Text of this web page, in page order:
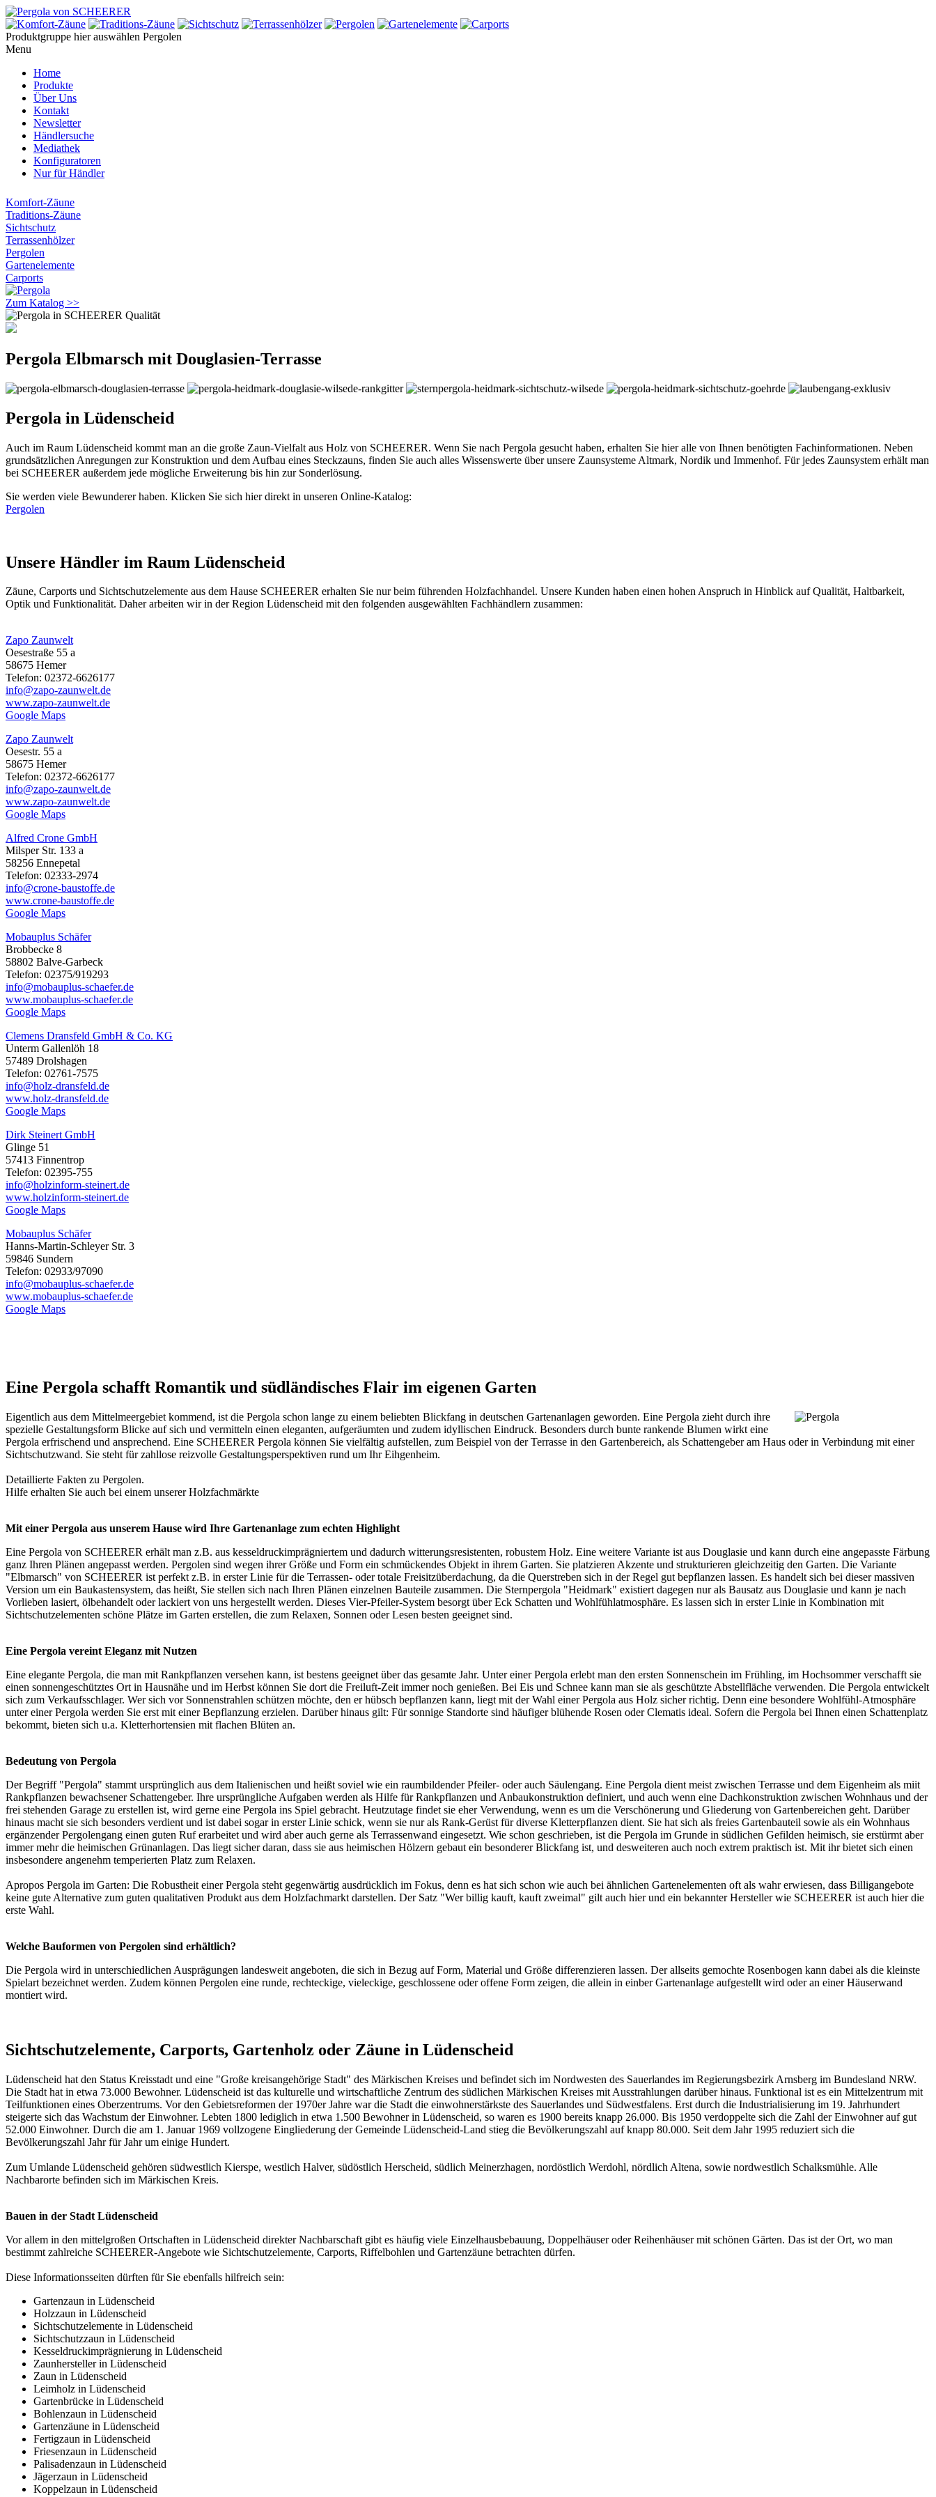
Produktgruppe hier auswählen Pergolen
Menu
Home
Produkte
Über Uns
Kontakt
Newsletter
Händlersuche
Mediathek
Konfiguratoren
Nur für Händler
Komfort-Zäune
Traditions-Zäune
Sichtschutz
Terrassenhölzer
Pergolen
Gartenelemente
Carports
Zum Katalog >>
Pergola Elbmarsch mit Douglasien-Terrasse
Pergola in Lüdenscheid
Auch im Raum Lüdenscheid kommt man an die große Zaun-Vielfalt aus Holz von SCHEERER. Wenn Sie nach Pergola gesucht haben, erhalten Sie hier alle von Ihnen benötigten Fachinformationen. Neben
grundsätzlichen Anregungen zur Konstruktion und dem Aufbau eines Steckzauns, finden Sie auch alles Wissenswerte über unsere Zaunsysteme Altmark, Nordik und Immenhof. Für jedes Zaunsystem erhält man
bei SCHEERER außerdem jede mögliche Erweiterung bis hin zur Sonderlösung.
Sie werden viele Bewunderer haben. Klicken Sie sich hier direkt in unseren Online-Katalog:
Pergolen
Unsere Händler im Raum Lüdenscheid
Zäune, Carports und Sichtschutzelemente aus dem Hause SCHEERER erhalten Sie nur beim führenden Holzfachhandel. Unsere Kunden haben einen hohen Anspruch in Hinblick auf Qualität, Haltbarkeit,
Optik und Funktionalität. Daher arbeiten wir in der Region Lüdenscheid mit den folgenden ausgewählten Fachhändlern zusammen:
Zapo Zaunwelt
Oesestraße 55 a
58675 Hemer
Telefon: 02372-6626177
info@zapo-zaunwelt.de
www.zapo-zaunwelt.de
Google Maps
Zapo Zaunwelt
Oesestr. 55 a
58675 Hemer
Telefon: 02372-6626177
info@zapo-zaunwelt.de
www.zapo-zaunwelt.de
Google Maps
Alfred Crone GmbH
Milsper Str. 133 a
58256 Ennepetal
Telefon: 02333-2974
info@crone-baustoffe.de
www.crone-baustoffe.de
Google Maps
Mobauplus Schäfer
Brobbecke 8
58802 Balve-Garbeck
Telefon: 02375/919293
info@mobauplus-schaefer.de
www.mobauplus-schaefer.de
Google Maps
Clemens Dransfeld GmbH & Co. KG
Unterm Gallenlöh 18
57489 Drolshagen
Telefon: 02761-7575
info@holz-dransfeld.de
www.holz-dransfeld.de
Google Maps
Dirk Steinert GmbH
Glinge 51
57413 Finnentrop
Telefon: 02395-755
info@holzinform-steinert.de
www.holzinform-steinert.de
Google Maps
Mobauplus Schäfer
Hanns-Martin-Schleyer Str. 3
59846 Sundern
Telefon: 02933/97090
info@mobauplus-schaefer.de
www.mobauplus-schaefer.de
Google Maps
Eine Pergola schafft Romantik und südländisches Flair im eigenen Garten
Eigentlich aus dem Mittelmeergebiet kommend, ist die Pergola schon lange zu einem beliebten Blickfang in deutschen Gartenanlagen geworden. Eine Pergola zieht durch ihre
spezielle Gestaltungsform Blicke auf sich und vermitteln einen eleganten, aufgeräumten und zudem idyllischen Eindruck. Besonders durch bunte rankende Blumen wirkt eine
Pergola erfrischend und ansprechend. Eine SCHEERER Pergola können Sie vielfältig aufstellen, zum Beispiel von der Terrasse in den Gartenbereich, als Schattengeber am Haus oder in Verbindung mit einer
Sichtschutzwand. Sie steht für zahllose reizvolle Gestaltungsperspektiven rund um Ihr Eihgenheim.
Detaillierte Fakten zu Pergolen.
Hilfe erhalten Sie auch bei einem unsererHolzfachmärkte
Mit einer Pergola aus unserem Hause wird Ihre Gartenanlage zum echten Highlight
Eine Pergola von SCHEERER erhält man z.B. aus kesseldruckimprägniertem und dadurch witterungsresistenten, robustem Holz. Eine weitere Variante ist aus Douglasie und kann durch eine angepasste Färbung
ganz Ihren Plänen angepasst werden. Pergolen sind wegen ihrer Größe und Form ein schmückendes Objekt in ihrem Garten. Sie platzieren Akzente und strukturieren gleichzeitig den Garten. Die Variante
"Elbmarsch" von SCHEERER ist perfekt z.B. in erster Linie für die Terrassen- oder totale Freisitzüberdachung, da die Querstreben sich in der Regel gut bepflanzen lassen. Es handelt sich bei dieser massiven
Version um ein Baukastensystem, das heißt, Sie stellen sich nach Ihren Plänen einzelnen Bauteile zusammen. Die Sternpergola "Heidmark" existiert dagegen nur als Bausatz aus Douglasie und kann je nach
Vorlieben lasiert, ölbehandelt oder lackiert von uns hergestellt werden. Dieses Vier-Pfeiler-System besorgt über Eck Schatten und Wohlfühlatmosphäre. Es lassen sich in erster Linie in Kombination mit
Sichtschutzelementen schöne Plätze im Garten erstellen, die zum Relaxen, Sonnen oder Lesen besten geeignet sind.
Eine Pergola vereint Eleganz mit Nutzen
Eine elegante Pergola, die man mit Rankpflanzen versehen kann, ist bestens geeignet über das gesamte Jahr. Unter einer Pergola erlebt man den ersten Sonnenschein im Frühling, im Hochsommer verschafft sie
einen sonnengeschütztes Ort in Hausnähe und im Herbst können Sie dort die Freiluft-Zeit immer noch genießen. Bei Eis und Schnee kann man sie als geschützte Abstellfläche verwenden. Die Pergola entwickelt
sich zum Verkaufsschlager. Wer sich vor Sonnenstrahlen schützen möchte, den er hübsch bepflanzen kann, liegt mit der Wahl einer Pergola aus Holz sicher richtig. Denn eine besondere Wohlfühl-Atmosphäre
unter einer Pergola werden Sie erst mit einer Bepflanzung erzielen. Darüber hinaus gilt: Für sonnige Standorte sind häufiger blühende Rosen oder Clematis ideal. Sofern die Pergola bei Ihnen einen Schattenplatz
bekommt, bieten sich u.a. Kletterhortensien mit flachen Blüten an.
Bedeutung von Pergola
Der Begriff "Pergola" stammt ursprünglich aus dem Italienischen und heißt soviel wie ein raumbildender Pfeiler- oder auch Säulengang. Eine Pergola dient meist zwischen Terrasse und dem Eigenheim als miit
Rankpflanzen bewachsener Schattengeber. Ihre ursprüngliche Aufgaben werden als Hilfe für Rankpflanzen und Anbaukonstruktion definiert, und auch wenn eine Dachkonstruktion zwischen Wohnhaus und der
frei stehenden Garage zu erstellen ist, wird gerne eine Pergola ins Spiel gebracht. Heutzutage findet sie eher Verwendung, wenn es um die Verschönerung und Gliederung von Gartenbereichen geht. Darüber
hinaus macht sie sich besonders verdient und ist dabei sogar in erster Linie schick, wenn sie nur als Rank-Gerüst für diverse Kletterpflanzen dient. Sie hat sich als freies Gartenbauteil sowie als ein Wohnhaus
ergänzender Pergolengang einen guten Ruf erarbeitet und wird aber auch gerne als Terrassenwand eingesetzt. Wie schon geschrieben, ist die Pergola im Grunde in südlichen Gefilden heimisch, sie erstürmt aber
immer mehr die heimischen Grünanlagen. Das liegt sicher daran, dass sie aus heimischen Hölzern gebaut ein besonderer Blickfang ist, und desweiteren auch noch extrem praktisch ist. Mit ihr bietet sich einen
insbesondere angenehm temperierten Platz zum Relaxen.
Apropos Pergola im Garten: Die Robustheit einer Pergola steht gegenwärtig ausdrücklich im Fokus, denn es hat sich schon wie auch bei ähnlichen Gartenelementen oft als wahr erwiesen, dass Billigangebote
keine gute Alternative zum guten qualitativen Produkt aus dem Holzfachmarkt darstellen. Der Satz "Wer billig kauft, kauft zweimal" gilt auch hier und ein bekannter Hersteller wie SCHEERER ist auch hier die
erste Wahl.
Welche Bauformen von Pergolen sind erhältlich?
Die Pergola wird in unterschiedlichen Ausprägungen landesweit angeboten, die sich in Bezug auf Form, Material und Größe differenzieren lassen. Der allseits gemochte Rosenbogen kann dabei als die kleinste
Spielart bezeichnet werden. Zudem können Pergolen eine runde, rechteckige, vieleckige, geschlossene oder offene Form zeigen, die allein in einber Gartenanlage aufgestellt wird oder an einer Häuserwand
montiert wird.
Sichtschutzelemente, Carports, Gartenholz oder Zäune in Lüdenscheid
Lüdenscheid hat den Status Kreisstadt und eine "Große kreisangehörige Stadt" des Märkischen Kreises und befindet sich im Nordwesten des Sauerlandes im Regierungsbezirk Arnsberg im Bundesland NRW.
Die Stadt hat in etwa 73.000 Bewohner. Lüdenscheid ist das kulturelle und wirtschaftliche Zentrum des südlichen Märkischen Kreises mit Ausstrahlungen darüber hinaus. Funktional ist es ein Mittelzentrum mit
Teilfunktionen eines Oberzentrums. Vor den Gebietsreformen der 1970er Jahre war die Stadt die einwohnerstärkste des Sauerlandes und Südwestfalens. Erst durch die Industrialisierung im 19. Jahrhundert
steigerte sich das Wachstum der Einwohner. Lebten 1800 lediglich in etwa 1.500 Bewohner in Lüdenscheid, so waren es 1900 bereits knapp 26.000. Bis 1950 verdoppelte sich die Zahl der Einwohner auf gut
52.000 Einwohner. Durch die am 1. Januar 1969 vollzogene Eingliederung der Gemeinde Lüdenscheid-Land stieg die Bevölkerungszahl auf knapp 80.000. Seit dem Jahr 1995 reduziert sich die
Bevölkerungszahl Jahr für Jahr um einige Hundert.
Zum Umlande Lüdenscheid gehören südwestlich Kierspe, westlich Halver, südöstlich Herscheid, südlich Meinerzhagen, nordöstlich Werdohl, nördlich Altena, sowie nordwestlich Schalksmühle. Alle
Nachbarorte befinden sich im Märkischen Kreis.
Bauen in der Stadt Lüdenscheid
Vor allem in den mittelgroßen Ortschaften in Lüdenscheid direkter Nachbarschaft gibt es häufig viele Einzelhausbebauung, Doppelhäuser oder Reihenhäuser mit schönen Gärten. Das ist der Ort, wo man
bestimmt zahlreiche SCHEERER-Angebote wie Sichtschutzelemente, Carports, Riffelbohlen und Gartenzäune betrachten dürfen.
Diese Informationsseiten dürften für Sie ebenfalls hilfreich sein:
Gartenzaun in Lüdenscheid
Holzzaun in Lüdenscheid
Sichtschutzelemente in Lüdenscheid
Sichtschutzzaun in Lüdenscheid
Kesseldruckimprägnierung in Lüdenscheid
Zaunhersteller in Lüdenscheid
Zaun in Lüdenscheid
Leimholz in Lüdenscheid
Gartenbrücke in Lüdenscheid
Bohlenzaun in Lüdenscheid
Gartenzäune in Lüdenscheid
Fertigzaun in Lüdenscheid
Friesenzaun in Lüdenscheid
Palisadenzaun in Lüdenscheid
Jägerzaun in Lüdenscheid
Koppelzaun in Lüdenscheid